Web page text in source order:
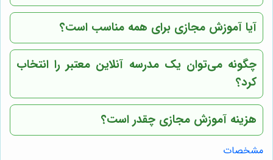
آیا آموزش مجازی برای همه مناسب است؟
چگونه می‌توان یک مدرسه آنلاین معتبر را انتخاب
کرد؟
هزینه آموزش مجازی چقدر است؟
مشخصات